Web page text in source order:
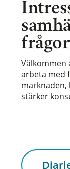
Välkommen
arbeta med
stärker